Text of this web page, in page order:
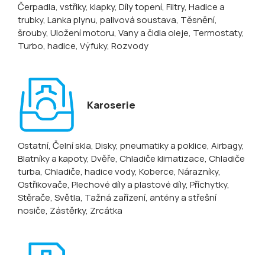
Čerpadla, vstřiky, klapky, Díly topení, Filtry, Hadice a
trubky, Lanka plynu, palivová soustava, Těsnění,
šrouby, Uložení motoru, Vany a čidla oleje, Termostaty,
Turbo, hadice, Výfuky, Rozvody
Karoserie
Ostatní, Čelní skla, Disky, pneumatiky a poklice, Airbagy,
Blatníky a kapoty, Dvěře, Chladiče klimatizace, Chladiče
turba, Chladiče, hadice vody, Koberce, Nárazníky,
Ostřikovače, Plechové díly a plastové díly, Příchytky,
Stěrače, Světla, Tažná zařízení, antény a střešní
nosiče, Zástěrky, Zrcátka